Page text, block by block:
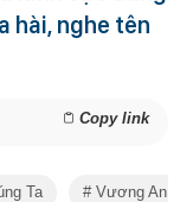
hài, nghe tên
Copy link
Ta Vương An